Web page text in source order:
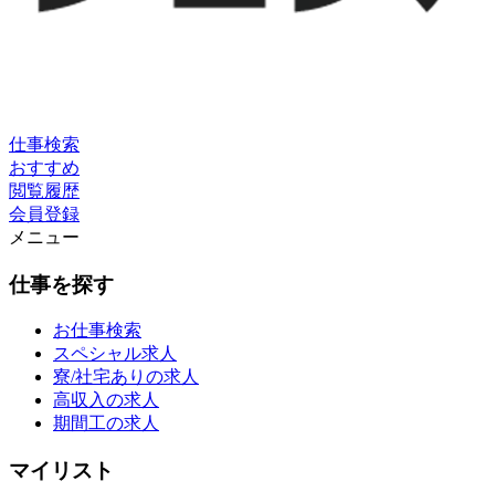
仕事検索
おすすめ
閲覧履歴
会員登録
メニュー
仕事を探す
お仕事検索
スペシャル求人
寮/社宅ありの求人
高収入の求人
期間工の求人
マイリスト